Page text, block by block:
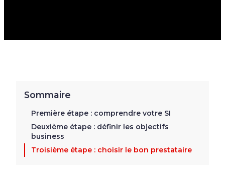
Sommaire
Première étape : comprendre votre SI
Deuxième étape : définir les objectifs
business
Troisième étape : choisir le bon prestataire